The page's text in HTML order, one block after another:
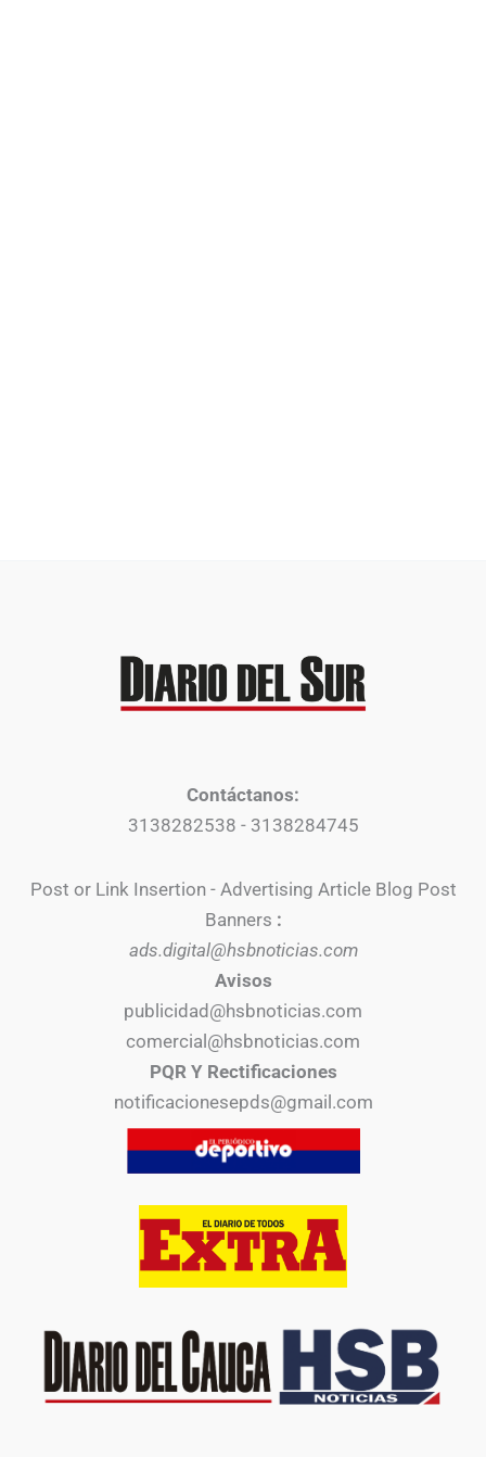
Contáctanos:
3138282538 - 3138284745
Post or Link Insertion - Advertising Article Blog Post
Banners :
ads.digital@hsbnoticias.com
Avisos
publicidad@hsbnoticias.com
comercial@hsbnoticias.com
PQR Y Rectificaciones
notificacionesepds@gmail.com